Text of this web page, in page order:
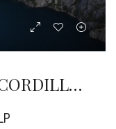
FUTALEUFU CAMPO CORDILLERANO 251,5 HA